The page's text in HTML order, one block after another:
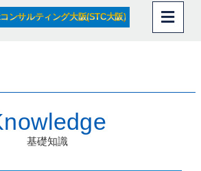
ンサルティング大阪(STC大阪)
基礎知識